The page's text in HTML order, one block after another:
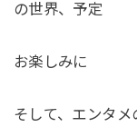
の世界、予定
お楽しみに
そして、エンタメ